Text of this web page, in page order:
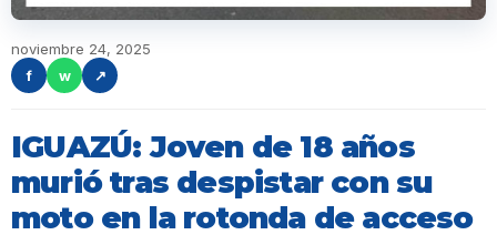
noviembre 24, 2025
f
w ↗
IGUAZÚ: Joven de 18 años
murió tras despistar con su
moto en la rotonda de acceso